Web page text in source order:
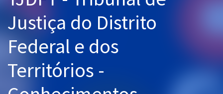
Graduação
Mentorias
Justiça do Distrito
Federal e dos
Territórios -